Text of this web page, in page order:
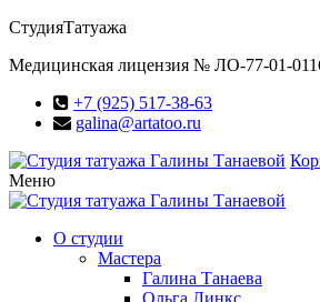
СтудияТатуажа
Медицинская лицензия № ЛО-77-01-
+7 (925) 517-38-63
galina@artatoo.ru
Меню
О студии
Мастера
Галина Танаева
Ольга Линкс